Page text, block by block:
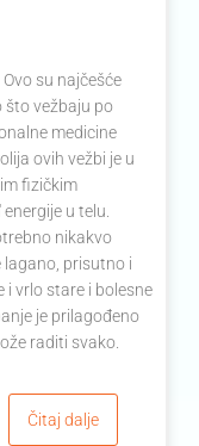
su najčešće
što vežbaju po
medicine
ovih vežbi je u
fizičkim
u telu.
nikakvo
lagano, prisutno i
i vrlo stare i bolesne
je prilagođeno
raditi svako.
Čitaj dalje